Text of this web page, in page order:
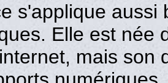
s'applique
Elle est née
mais son